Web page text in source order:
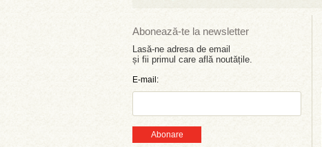
Abonează-te la newsletter
Lasă-ne adresa de email
și fii primul care află noutățile.
E-mail:
Abonare